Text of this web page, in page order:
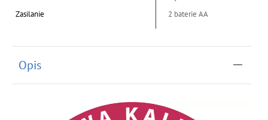
Zasilanie
2 baterie AA
Opis